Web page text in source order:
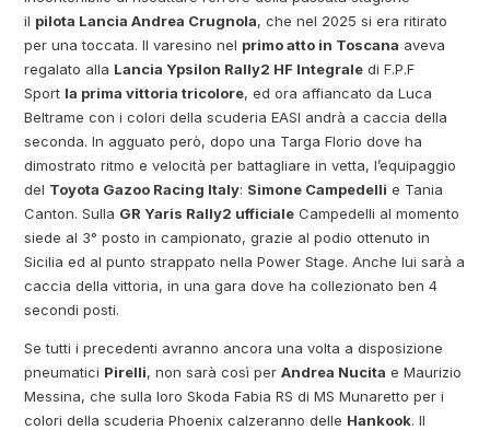
il pilota Lancia Andrea Crugnola, che nel 2025 si era ritirato
per una toccata. Il varesino nel primo atto in Toscana aveva
regalato alla Lancia Ypsilon Rally2 HF Integrale di F.P.F
Sport la prima vittoria tricolore, ed ora affiancato da Luca
Beltrame con i colori della scuderia EASI andrà a caccia della
seconda. In agguato però, dopo una Targa Florio dove ha
dimostrato ritmo e velocità per battagliare in vetta, l’equipaggio
del Toyota Gazoo Racing Italy: Simone Campedelli e Tania
Canton. Sulla GR Yaris Rally2 ufficiale Campedelli al momento
siede al 3° posto in campionato, grazie al podio ottenuto in
Sicilia ed al punto strappato nella Power Stage. Anche lui sarà a
caccia della vittoria, in una gara dove ha collezionato ben 4
secondi posti.
Se tutti i precedenti avranno ancora una volta a disposizione
pneumatici Pirelli, non sarà così perAndrea Nucita e Maurizio
Messina, che sulla loro Skoda Fabia RS di MS Munaretto per i
colori della scuderia Phoenix calzeranno delle Hankook. Il